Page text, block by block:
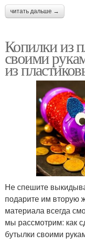
читать дальше →
Копилки из
своими
из
Не спешите
подарите им вторую
материала всегда
мы рассмотрим: как
бутылки своими